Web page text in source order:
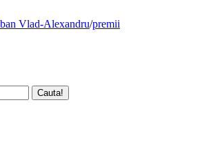
Vlad-Alexandru/premii